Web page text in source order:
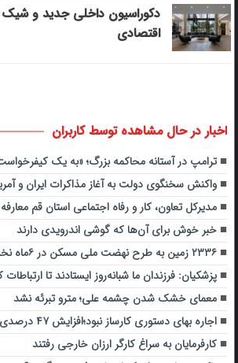
دکوراسیون داخلی جدید و شیک
اقتصادی
اخبار در حال مشاهده توسط کاربران
ترامپ در آستانه محاکمه بزرگ؛ «به یک کیفرخواست
واکنش سخنگوی دولت به آغاز مذاکرات ایران و
مدیرکل تعاون، کار و رفاه اجتماعی استان قم
خبر خوش برای آن‌ها که گوشی اندرویدی دارند
۲۳۳۶ زمین به طرح نهضت ملی مسکن در ۶ماه نخست امسال اضافه شد
پزشکیان: فرزندان ما شبانه‌روز ایستادند تا ارتباطات
معمای خشک شدن چشمه علی؛ مترو تبرئه نشد
اجاره بهای دستوری کارساز نبود؛افزایش ۴۷ درصدی اجاره بها در پایتخت
کارفرمایان به سراغ کارگر ارزان خارجی رفتند